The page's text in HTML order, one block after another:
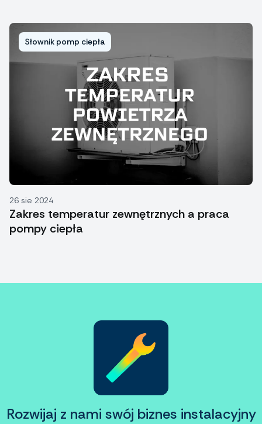
Słownik pomp ciepła
26 sie 2024
Zakres temperatur zewnętrznych a praca
pompy ciepła
Rozwijaj z nami swój biznes instalacyjny